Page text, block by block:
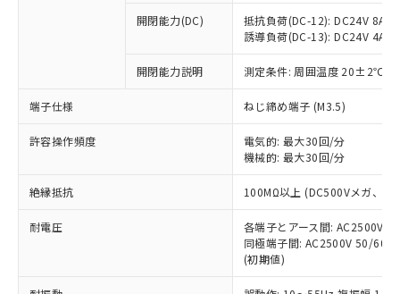
開閉能力(DC)
抵抗負荷(DC-12): DC24V 8A/
誘導負荷(DC-13): DC24V 4A/
開閉能力説明 測定条件: 周囲温度 20±2℃、
端子仕様 ねじ締め端子 (M3.5)
許容操作頻度
電気的: 最大30回/分
機械的: 最大30回/分
絶縁抵抗 100MΩ以上 (DC500Vメガ、点
耐電圧
各端子とアース間: AC2500V
同極端子間: AC2500V 50/
(初期値)
商品の当社在庫状況および標準価格
(税抜)を提供させていただくもので
当社制御機器事業取扱商品の中には、
本サービスの対象外となる商品もある
ことをご了承ください。
在庫状況および標準価格照会結果は、
記載している更新日時点での社内デー
タに基づき作成されるものであり、閲
覧された時点での実際の在庫および標
準価格とは異なる場合があることをご
正式な納期状況および標準価格はお客
様のお取引先、またはお客様担当のオ
ムロン制御機器販売店・当社販売員に
非含有の対応状況を調査中または確認中の
非該当品：ライセンス料など無形物で、有
害物質有無と関係のない商品です。
いたものが、含有品と判明した場合などや
むを得ず変更することがあります。
鉛(Pb) 1000ppm以下、 水銀(Hg) 1000ppm以下、 カド
六価クロム(Cr(Ⅵ)) 1000ppm以下、ポリ臭化ビフェニル
類(PBB) 1000ppm以下、ポリ臭化ジフェニルエーテル類
(PBDE) 1000ppm以下、フタル酸ビス(2-エチルヘキシ
ル) (DEHP)(別名：DOP) 1000ppm以下、フタル酸ブチ
ルベンジル（BBP） 1000ppm以下、フタル酸ジブチル
（DBP） 1000ppm以下、フタル酸ジイソブチル
「○」：最大均質材料含有率が中国RoHSの
基準値以下であることを示します。
「×」：最大均質材料含有率が中国RoHSの
基準値を超えていることを示します。
「－」：未確認です。当社販売部門へお問
い合わせください。
*中国RoHS10物質の基準値 (GB/T26572)：
Pb(鉛) :1000ppm、 Hg(水銀) : 1000ppm、 Cd(カドミウ
ム) : 100ppm、
Cr(Ⅵ)(六価クロム) : 1000ppm、 PBBs(ポリ臭化ビフェ
ニル類) : 1000ppm、 PBDEs(ポリ臭化ジフェニルエーテ
DBP(フタル酸ジブチル) : 1000ppm、 DIBP(フタル酸ジ
イソブチル) : 1000ppm、 BBP(フタル酸ブチルベンジ
当社は、これら貴社製品のうち、外国
為替および外国貿易法に定める商品
（以下｢規制貨物等」という）を輸出
または国外への提供する場合は、日本
国政府の輸出許可(または役務取引許
可)を取得するなどの必要な手続きを
当社は規制貨物を破棄する場合は、完
全に破砕するなど、違法に輸出されな
いよう必要な手段を講じます。
一定数以上の在庫あり
一定数には満たないが在庫あり